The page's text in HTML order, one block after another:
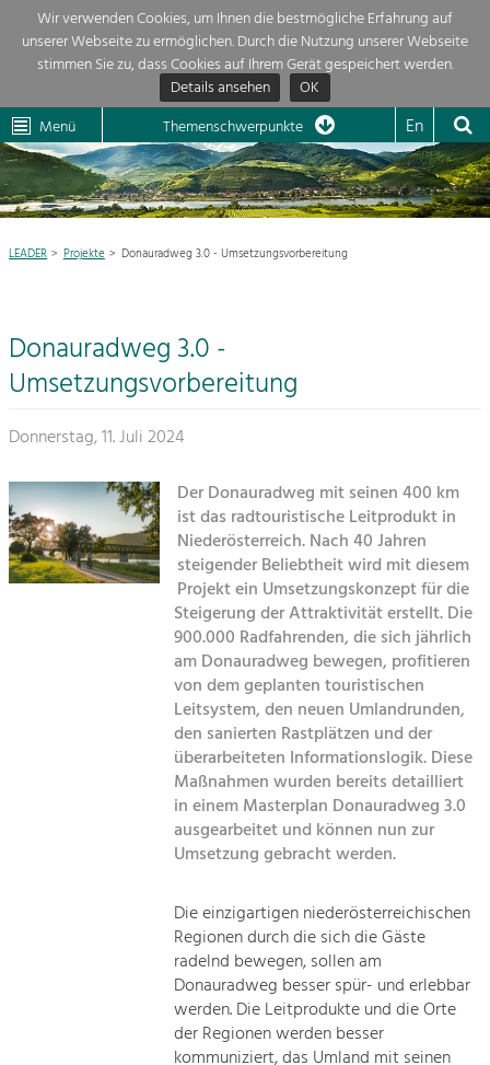
Wir verwenden Cookies, um Ihnen die bestmögliche Erfahrung auf
unserer Webseite zu ermöglichen. Durch die Nutzung unserer Webseite
stimmen Sie zu, dass Cookies auf Ihrem Gerät gespeichert werden.
Details ansehen
OK
Dunkelsteinerwald Klima
Menü Themenschwerpunkte En
Aktuelles 
Region 
Projekte
Mein Projekt
Suche
Impressum
Sitemap
Kontakt
Themenübersicht
Die Regionalentwicklung in unserer Region ist sehr vielfältig. Deshalb
geben wir hier eine Übersicht über unsere Themenschwerpunkte. Für
mehr Informationen einfach das Thema anklicken und schon werden alle
Projekte in diesem Kontext angezeigt.
Natur- &
Baukultur
Ortsbild, Baukultur und nachhaltiges
Siedlungswesen.
Land- & Forstwirtschaft
Kulturlandschaft.
Tourismus
Angebotsentwicklung und
Positionierung.
Kunst & Kultur
Handwerk, Wissenschaft und Forschung.
Soziales, Bildung &
Gleichberechtigung, Jugend und
Mobilität & Energie
Klimawandel, öffentlicher Verkehr und
Steigerung regionaler Wertschöpfung
LEADER Projekte Donauradweg 3.0 - Umsetzungsvorbereitung
Donauradweg 3.0 -
Umsetzungsvorbereitung
Donnerstag, 11. Juli 2024
Der Donauradweg mit seinen 400 km
ist das radtouristische Leitprodukt in
Niederösterreich. Nach 40 Jahren
steigender Beliebtheit wird mit diesem
Projekt ein Umsetzungskonzept für die
Steigerung der Attraktivität erstellt. Die
900.000 Radfahrenden, die sich jährlich
am Donauradweg bewegen, profitieren
von dem geplanten touristischen
Leitsystem, den neuen Umlandrunden,
den sanierten Rastplätzen und der
überarbeiteten Informationslogik. Diese
Maßnahmen wurden bereits detailliert
in einem Masterplan Donauradweg 3.0
ausgearbeitet und können nun zur
Umsetzung gebracht werden.
Die einzigartigen niederösterreichischen
Regionen durch die sich die Gäste
radelnd bewegen, sollen am
Donauradweg besser spür- und erlebbar
werden. Die Leitprodukte und die Orte
der Regionen werden besser
kommuniziert, das Umland mit seinen